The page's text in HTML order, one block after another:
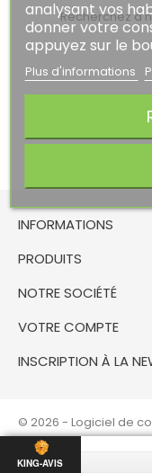
analysant vos
donner votre
appuyez sur le
Plus d'informations
Recherchez à
INFORMATIONS
PRODUITS
NOTRE SOCIÉTÉ
VOTRE COMPTE
INSCRIPTION À LA
© 2026 - Logiciel de
KING-AVIS